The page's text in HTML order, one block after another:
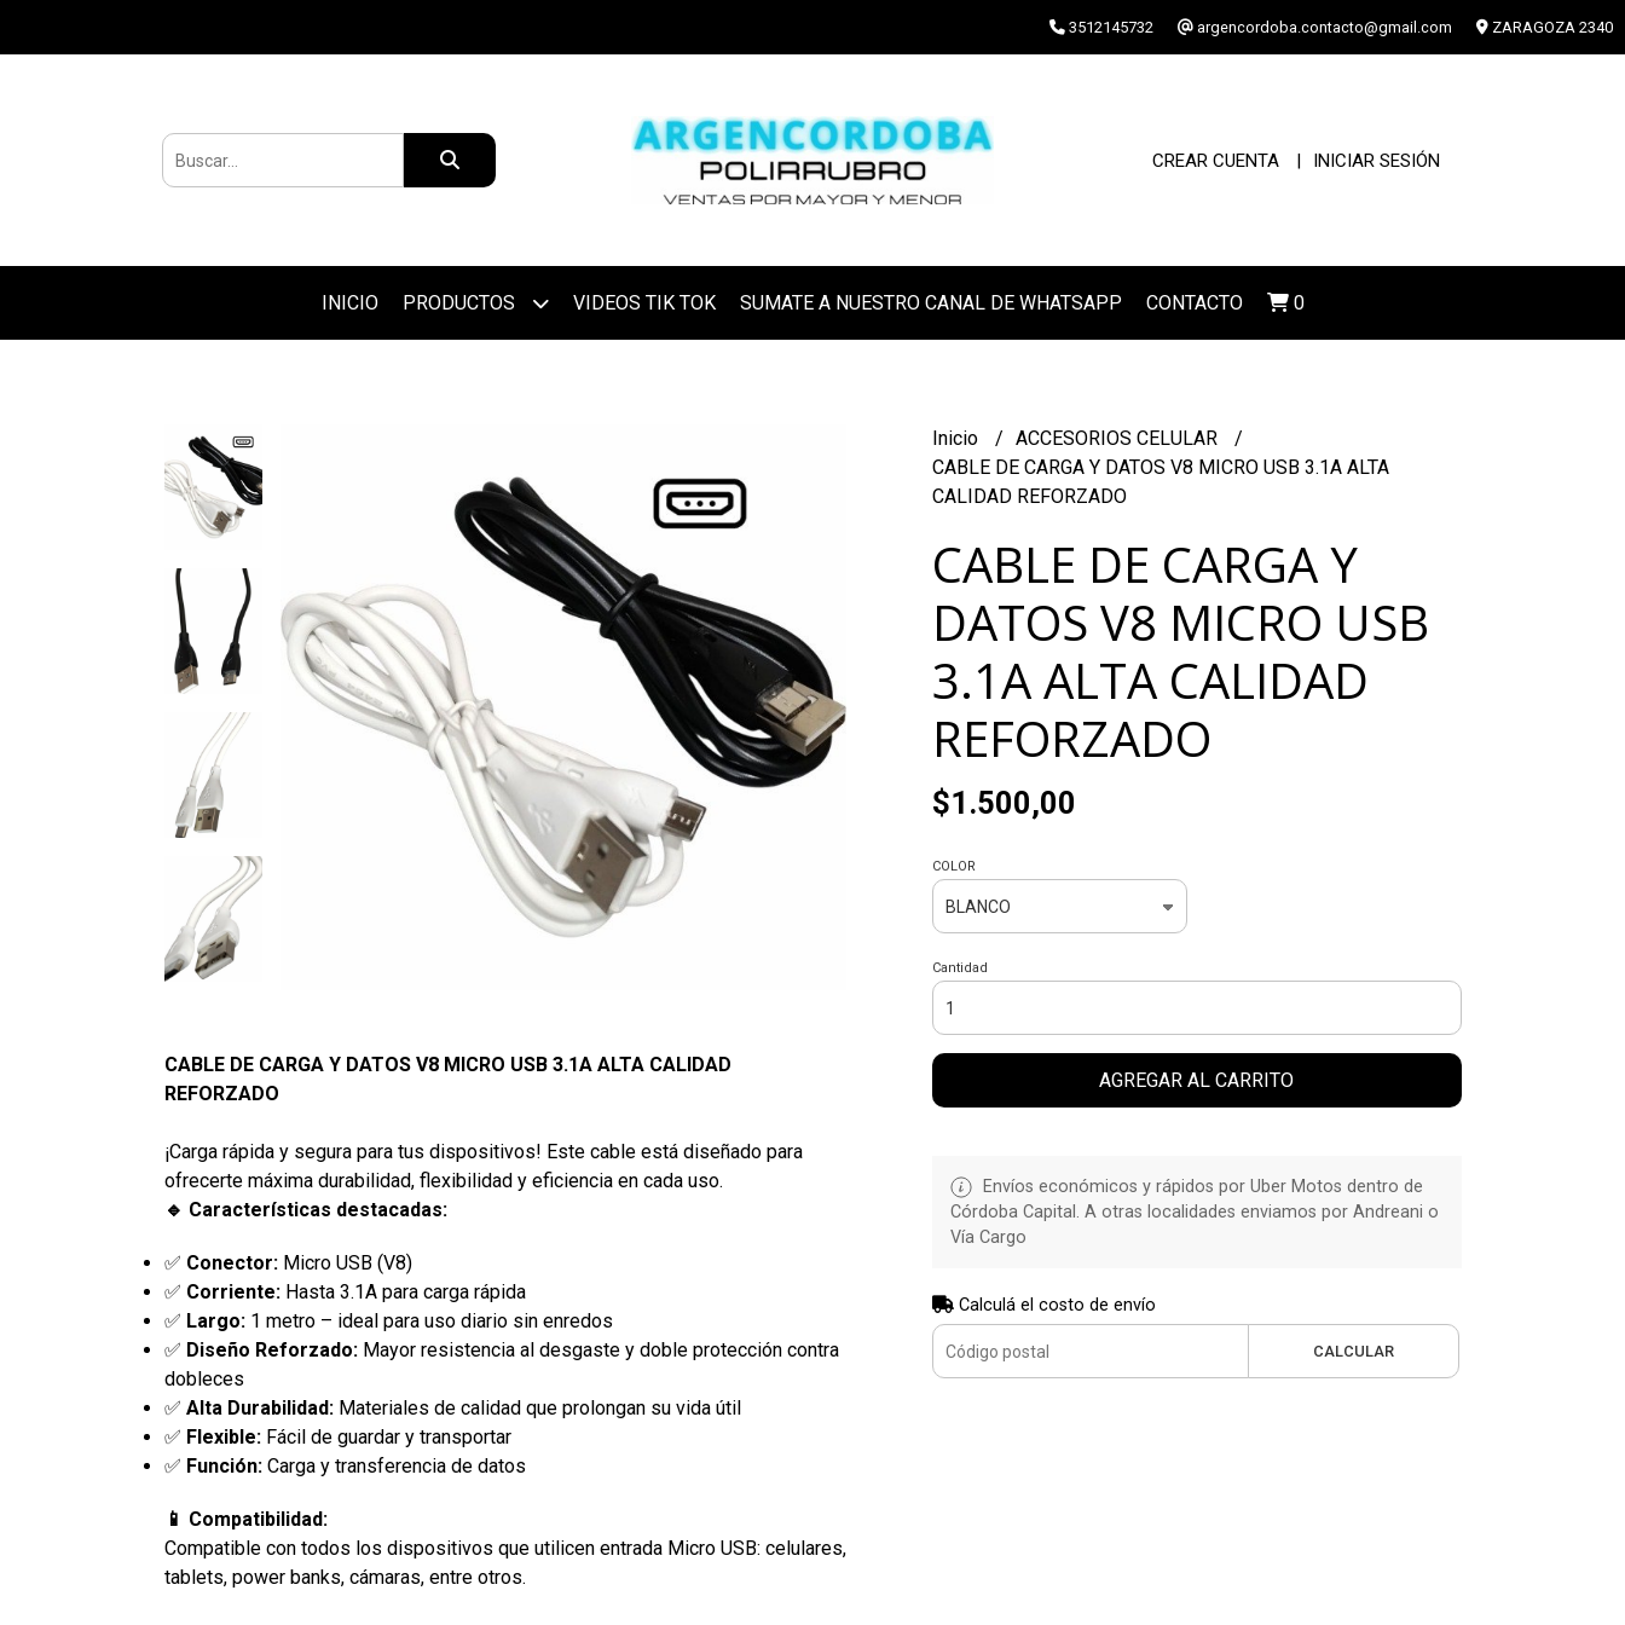
3512145732 argencordoba.contacto@gmail.com ZARAGOZA 2340
CREAR CUENTA INICIAR SESIÓN
INICIO PRODUCTOS VIDEOS TIK TOK SUMATE A NUESTRO CANAL DE WHATSAPP CONTACTO 0
CABLE DE CARGA Y DATOS V8 MICRO USB 3.1A ALTA CALIDAD
REFORZADO
¡Carga rápida y segura para tus dispositivos! Este cable está diseñado para
ofrecerte máxima durabilidad, flexibilidad y eficiencia en cada uso.
🔹 Características destacadas:
✅ Conector:Micro USB (V8)
✅ Corriente:Hasta 3.1A para carga rápida
✅ Largo:1 metro – ideal para uso diario sin enredos
✅ Diseño Reforzado:Mayor resistencia al desgaste y doble protección contra
dobleces
✅ Alta Durabilidad:Materiales de calidad que prolongan su vida útil
✅ Flexible:Fácil de guardar y transportar
✅ Función:Carga y transferencia de datos
📱 Compatibilidad:
Compatible con todos los dispositivos que utilicen entrada Micro USB: celulares,
tablets, power banks, cámaras, entre otros.
Inicio
ACCESORIOS CELULAR
CABLE DE CARGA Y DATOS V8 MICRO USB 3.1A ALTA
CALIDAD REFORZADO
CABLE DE CARGA Y
DATOS V8 MICRO USB
3.1A ALTA CALIDAD
REFORZADO
$1.500,00
COLOR
Cantidad
AGREGAR AL CARRITO
Envíos económicos y rápidos por Uber Motos dentro de
Córdoba Capital. A otras localidades enviamos por Andreani o
Vía Cargo
Calculá el costo de envío
CALCULAR